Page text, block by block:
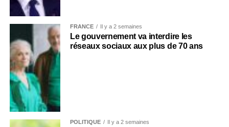
FRANCE Il y a 2 semaines
Le gouvernement va interdire les
réseaux sociaux aux plus de 70 ans
POLITIQUE Il y a 2 semaines